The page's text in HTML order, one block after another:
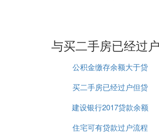
1、需按照与您签订的房
2、协商不成的，可以起
程。不动产的转让有几种
如果在卖二手房时，双
后，卖家留着钥匙其实
方自己留着也不具很大意
D. 二手房交易，已
与买二手房已经过
公积金缴存余额大于贷
款余额
买二手房已经过户但贷
款没批下来怎么办
建设银行2017贷款余额
住宅可有贷款过户流程